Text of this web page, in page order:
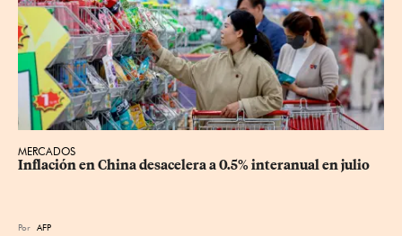
MERCADOS
Inflación en China desacelera a 0.5% interanual en julio
Por AFP